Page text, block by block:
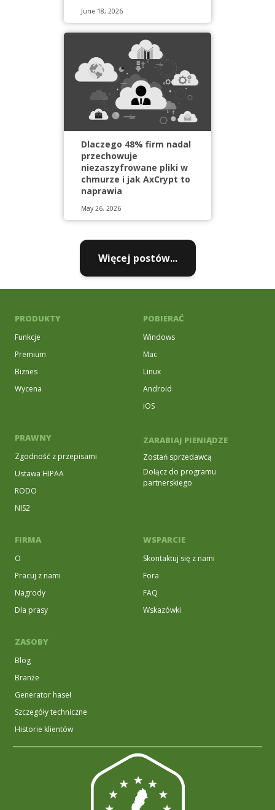
June 18, 2026
Dlaczego 48% firm nadal
przechowuje
niezaszyfrowane pliki w
chmurze i jak AxCrypt to
naprawia
May 26, 2026
Więcej postów...
PRODUKTY
Funkcje
Premium
Biznes
Wycena
POBIERAĆ
Windows
Mac
Linux
Android
iOS
PRAWNY
Zgodność z przepisami
Ustawa HIPAA
RODO
NIS2
ZARABIAJ PIENIĄDZE
Zostań sprzedawcą
Dołącz do programu
partnerskiego
FIRMA
O
Pracuj z nami
Nagrody
Dla prasy
WSPARCIE
Skontaktuj się z nami
Fora
FAQ
Wskazówki
ZASOBY
Blog
Branże
Generator haseł
Szczegóły techniczne
Historie klientów